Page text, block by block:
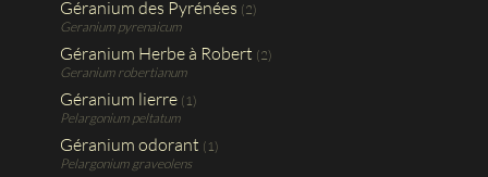
Géranium des Pyrénées (2)
Geranium pyrenaicum
Géranium Herbe à Robert (2)
Geranium robertianum
Géranium lierre (1)
Pelargonium peltatum
Géranium odorant (1)
Pelargonium graveolens